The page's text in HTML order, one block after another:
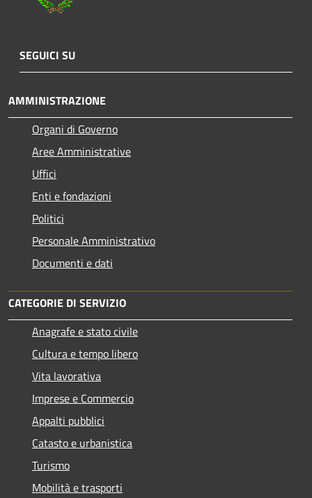
SEGUICI SU
AMMINISTRAZIONE
Organi di Governo
Aree Amministrative
Uffici
Enti e fondazioni
Politici
Personale Amministrativo
Documenti e dati
CATEGORIE DI SERVIZIO
Anagrafe e stato civile
Cultura e tempo libero
Vita lavorativa
Imprese e Commercio
Appalti pubblici
Catasto e urbanistica
Turismo
Mobilità e trasporti